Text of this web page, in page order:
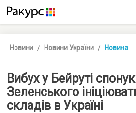
Новини Новини України Новина
Вибух у Бейруті
Зеленського
складів в Україні